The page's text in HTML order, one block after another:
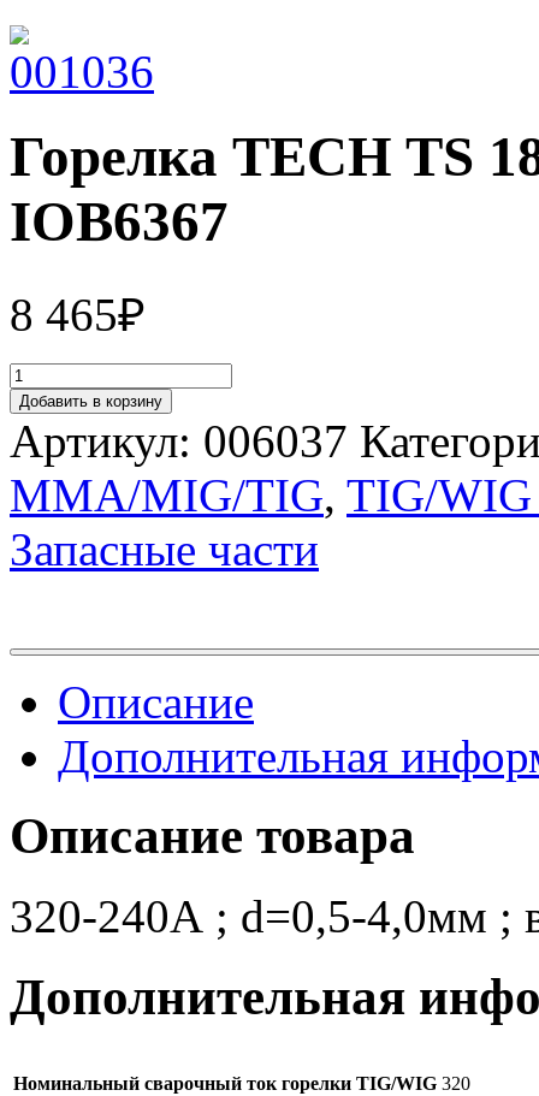
Горелка TECH TS
IOB6367
8 465₽
Добавить в корзину
Артикул: 006037
MMA/MIG/TIG, TIG/WIG
Запасные части
Описание
Дополнительная
Описание товара
320-240А ; d=0,5-4,0мм ;
Дополнительная
Номинальный сварочный ток горелки TIG/WIG 320